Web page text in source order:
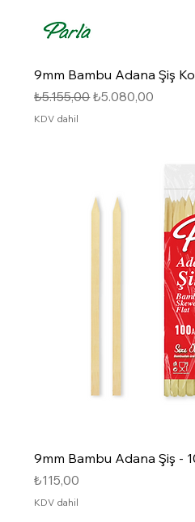
9mm Bambu Adana Şiş
Normal Fiyat
₺5.155,00İndirimli Fiyat
₺5.080,00
KDV dahil
9mm Bambu Adana Şiş -
Fiyat
₺115,00
KDV dahil